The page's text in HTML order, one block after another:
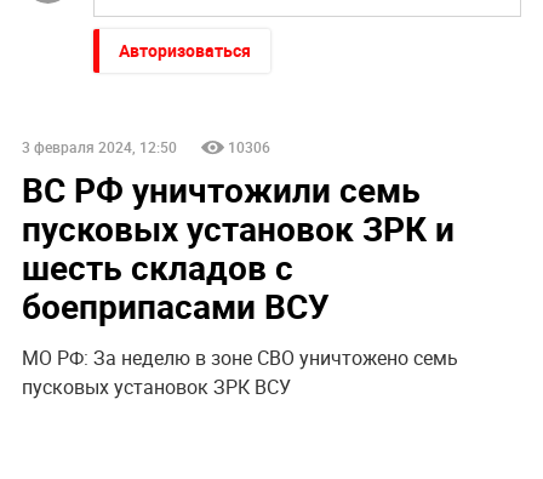
Авторизоваться
3 февраля 2024, 12:50 10306
ВС РФ уничтожили семь
пусковых установок ЗРК и
шесть складов с
боеприпасами ВСУ
МО РФ: За неделю в зоне СВО уничтожено семь
пусковых установок ЗРК ВСУ